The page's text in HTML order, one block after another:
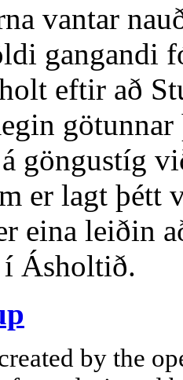
vantar
gangandi
eftir að
göngustíg
er lagt
eina leiðin
Ásholtið.
by the